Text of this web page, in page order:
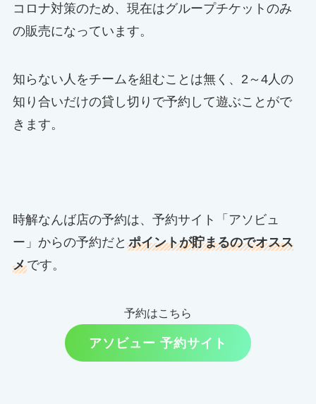
コロナ対策のため、現在はグループチケットのみ
の販売になっています。
知らない人をチームを組むことは無く、2～4人の
知り合いだけの貸し切りで予約して遊ぶことがで
きます。
時解なんば店の予約は、予約サイト「アソビュ
ー」からの予約だと ポイントが貯まるのでオスス
メです。
予約はこちら
アソビュー 予約サイト